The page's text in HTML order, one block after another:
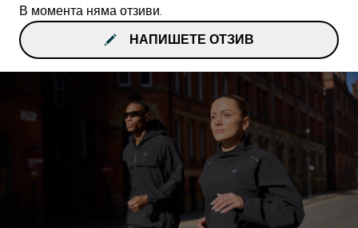
В момента няма отзиви.
НАПИШЕТЕ ОТЗИВ